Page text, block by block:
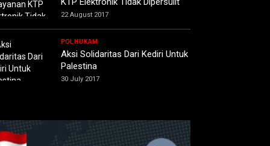
22 August 2017
POLHUKAM
Aksi Solidaritas Dari Kediri Untuk
Palestina
30 July 2017